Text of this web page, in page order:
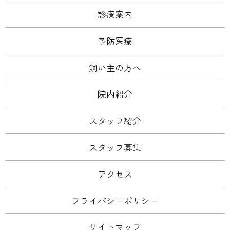
診療案内
予防医療
飼い主の方へ
院内紹介
スタッフ紹介
スタッフ募集
アクセス
プライバシーポリシー
サイトマップ